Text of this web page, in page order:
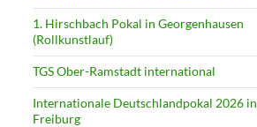
1. Hirschbach Pokal in Georgenhausen
(Rollkunstlauf)
TGS Ober-Ramstadt international
Internationale Deutschlandpokal 2026 in
Freiburg